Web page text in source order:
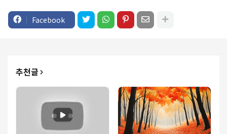
Facebook
추천글